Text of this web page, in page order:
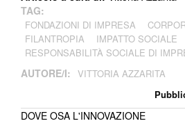
TAG:
FONDAZIONI DI IMPRESA
FILANTROPIA
IMPATTO SOCIALE
RESPONSABILITÀ SOCIALE DI
AUTORE/I: VITTORIA AZZARITA
DOVE OSA L'INNOVAZIONE